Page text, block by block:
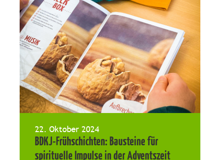
22. Oktober 2024
BDKJ-Frühschichten: Bausteine für
spirituelle Impulse in der Adventszeit